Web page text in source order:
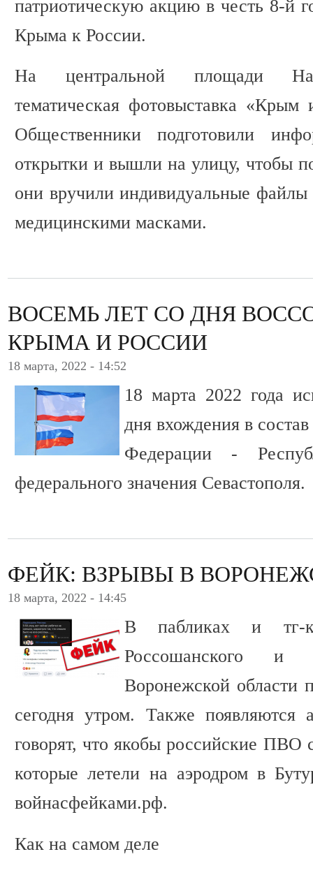
патриотическую акцию в честь 8-й
Крыма к России.
На центральной площади
тематическая фотовыставка
Общественники подготовили
открытки и вышли на улицу, чтобы
они вручили индивидуальные
медицинскими масками.
ВОСЕМЬ ЛЕТ СО ДНЯ
КРЫМА И РОССИИ
18 марта, 2022 - 14:52
18 марта 2022 года
дня вхождения в
Федерации -
федерального значения Севастополя.
ФЕЙК: ВЗРЫВЫ В
18 марта, 2022 - 14:45
В пабликах и тг-
Россошанского и
Воронежской области
сегодня утром. Также появляются
говорят, что якобы российские ПВО
которые летели на аэродром в
войнасфейками.рф.
Как на самом деле